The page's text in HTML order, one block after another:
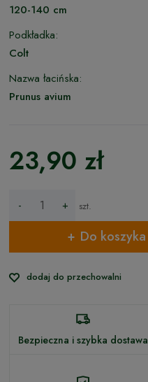
120-140 cm
Podkładka:
Colt
Nazwa łacińska:
Prunus avium
23,90 zł
- + szt.
Do koszyka
dodaj do przechowalni
Bezpieczna i szybka dostawa